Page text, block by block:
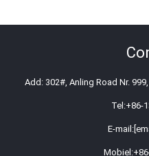
Add: 302#, Anling Road Nr.
Tel:+86-
E-mail:
Mobiel: